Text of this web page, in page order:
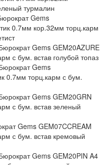
турмалин
Gems
0.7мм кор.32мм торц.карм
Gems GEM20AZURE
с бум. встав голубой топаз
Gems
0.7мм торц.карм с бум.
Gems GEM20GRN
с бум. встав зеленый
Gems GEM07CCREAM
с бум. встав кремовый
Gems GEM20PIN A4